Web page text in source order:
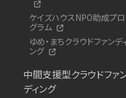
ケイズハウスNPO助成プロ
グラム
ゆめ・まちクラウドファンデ
ング
中間支援型クラウドファ
ディング